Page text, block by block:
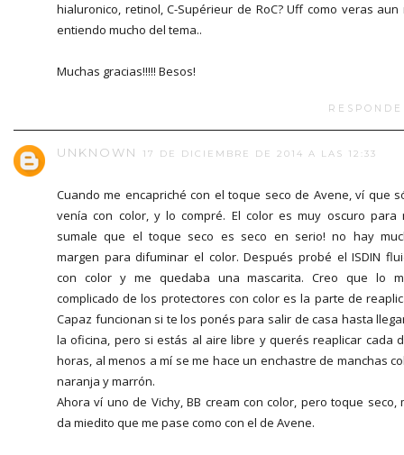
hialuronico, retinol, C-Supérieur de RoC? Uff como veras aun
entiendo mucho del tema..
Muchas gracias!!!!! Besos!
UNKNOWN 17 DE DICIEMBRE DE 2014 A LAS 12:33
Cuando me encapriché con el toque seco de Avene, ví que
venía con color, y lo compré. El color es muy oscuro para
sumale que el toque seco es seco en serio! no hay
margen para difuminar el color. Después probé el ISDIN
con color y me quedaba una mascarita. Creo que lo
complicado de los protectores con color es la parte de
Capaz funcionan si te los ponés para salir de casa hasta
la oficina, pero si estás al aire libre y querés reaplicar cada
horas, al menos a mí se me hace un enchastre de manchas
naranja y marrón.
Ahora ví uno de Vichy, BB cream con color, pero toque seco,
da miedito que me pase como con el de Avene.